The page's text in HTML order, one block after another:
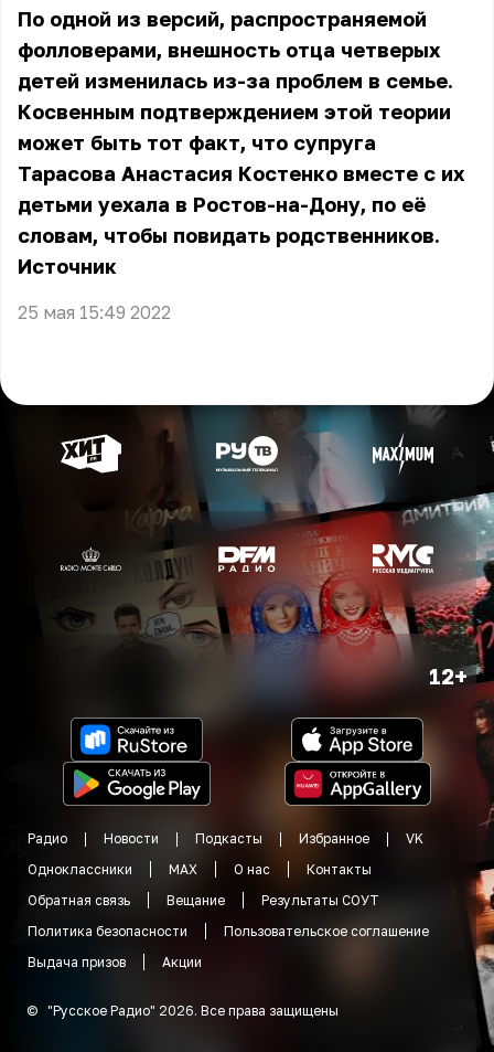
По одной из версий, распространяемой
фолловерами, внешность отца четверых
детей изменилась из-за проблем в семье.
Косвенным подтверждением этой теории
может быть тот факт, что супруга
Тарасова Анастасия Костенко вместе с их
детьми уехала в Ростов-на-Дону, по её
словам, чтобы повидать родственников.
Источник
25 мая 15:49 2022
12+
Радио Новости Подкасты Избранное
VK
Одноклассники
MAX О нас
Контакты
Обратная связь
Вещание
Результаты СОУТ
Политика безопасности
Пользовательское соглашение
Выдача призов
Акции
© "Русское Радио" 2026. Все права защищены